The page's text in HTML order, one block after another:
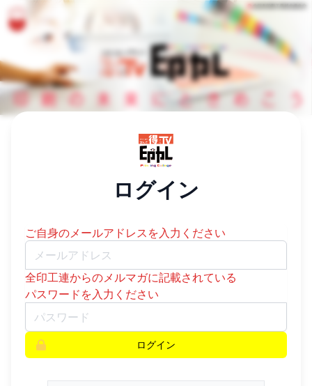
ログイン
ご自身のメールアドレスを入力ください
Email:
全印工連からのメルマガに記載されている
パスワードを入力ください
Password:
ログイン
/login